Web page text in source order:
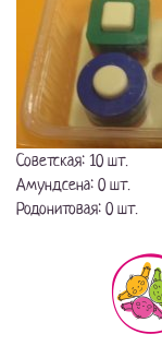
Советская: 10 шт.
Амундсена: 0 шт.
Родонитовая: 0 шт.